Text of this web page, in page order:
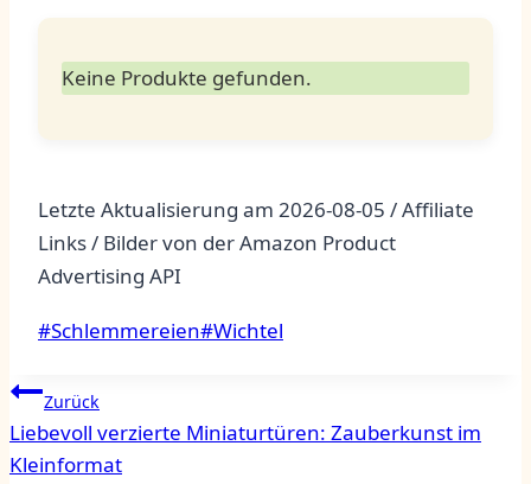
Keine Produkte gefunden.
Letzte Aktualisierung am 2026-08-05 / Affiliate
Links / Bilder von der Amazon Product
Advertising API
Schlagworte:
#Schlemmereien#Wichtel
Beitragsnavigation
Zurück
Liebevoll verzierte Miniaturtüren: Zauberkunst im
Kleinformat